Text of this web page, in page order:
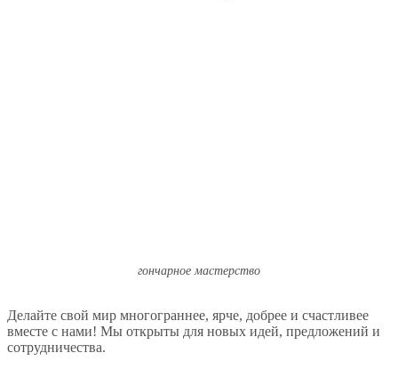
гончарное мастерство
Делайте свой мир многограннее, ярче, добрее и счастливее
вместе с нами! Мы открыты для новых идей, предложений и
сотрудничества.